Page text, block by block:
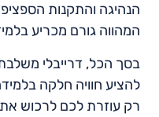
הנהיגה והתקנות
המהווה גורם מכריע
בסך הכל, דרייבלי משלבת
להציע חוויה חלקה
רק עוזרת לכם לרכוש